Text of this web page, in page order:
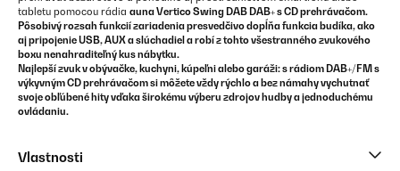
tabletu pomocou rádia auna Vertico Swing DAB DAB+ s CD prehrávačom.
Pôsobivý rozsah funkcií zariadenia presvedčivo dopĺňa funkcia budíka, ako
aj pripojenie USB, AUX a slúchadiel a robí z tohto všestranného zvukového
boxu nenahraditeľný kus nábytku.
Najlepší zvuk v obývačke, kuchyni, kúpeľni alebo garáži: s rádiom DAB+/FM s
výkyvným CD prehrávačomsi môžete vždy rýchlo a bez námahy vychutnať
svoje obľúbené hity vďaka širokému výberu zdrojov hudby a jednoduchému
ovládaniu.
Vlastnosti